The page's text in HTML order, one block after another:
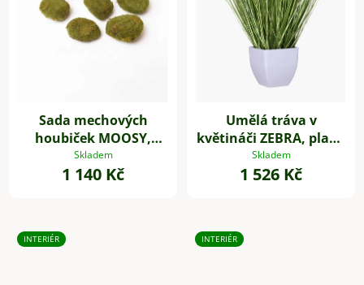
Sada mechových
houbiček MOOSY,
plast, zelená
Skladem
1 140 Kč
Umělá tráva v
květináči ZEBRA, plast,
výška 80 cm, zelená
Skladem
1 526 Kč
INTERIÉR INTERIÉR